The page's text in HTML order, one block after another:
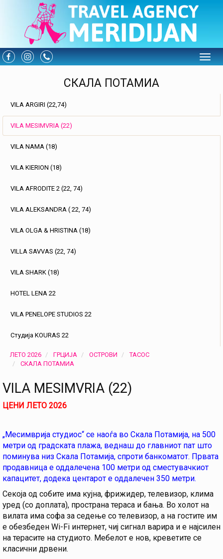
СКАЛА ПОТАМИА
VILA ARGIRI (22,74)
VILA MESIMVRIA (22)
VILA NAMA (18)
VILA KIERION (18)
VILA AFRODITE 2 (22, 74)
VILA ALEKSANDRA ( 22, 74)
VILA OLGA & HRISTINA (18)
VILLA SAVVAS (22, 74)
VILA SHARK (18)
HOTEL LENA 22
VILA PENELOPE STUDIOS 22
Студија KOURAS 22
ЛЕТО 2026 ГРЦИЈА ОСТРОВИ
ТАСОС
СКАЛА ПОТАМИА
VILA MESIMVRIA (22)
ЦЕНИ ЛЕТО 2026
„Месимврија студиос“ се наоѓа во Скала Потамија, на 500
метри од градската плажа, веднаш до главниот пат што
поминува низ Скала Потамија, спроти банкоматот. Првата
продавница е оддалечена 100 метри од сместувачкиот
капацитет, додека центарот е оддалечен 350 метри.
Секоја од собите има кујна, фрижидер, телевизор, клима
уред (со доплата), пространа тераса и бања. Во холот на
вилата има софа за седење со телевизор, а на гостите им
е обезбеден Wi-Fi интернет, чиј сигнал варира и е најсилен
на терасите на студиото. Мебелот е нов, креветите се
класични дрвени.